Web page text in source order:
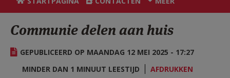
Communie delen aan huis
GEPUBLICEERD OP MAANDAG 12 MEI 2025 - 17:27
MINDER DAN 1 MINUUT LEESTIJD
AFDRUKKEN